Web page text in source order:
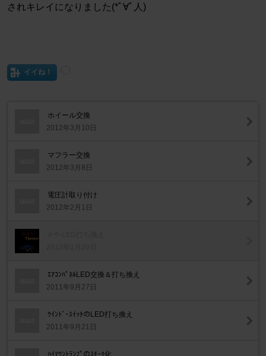
されキレイになりました(*ﾟ∀ﾟ人)
イイね！
ホイール交換
2012年3月10日
マフラー交換
2012年3月8日
電圧計取り付け
2012年2月1日
ｴｱｺﾝﾊﾟﾈﾙLED交換＆打ち換え
2011年9月27日
ｳｲﾝﾄﾞｰｽｲｯﾁのLED打ち換え
2011年9月21日
ﾊｲﾏｳﾝﾄﾗﾝﾌﾟのｽﾓｰｸ化